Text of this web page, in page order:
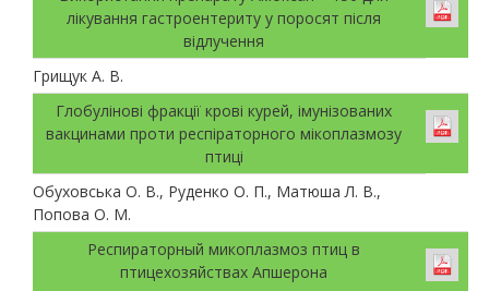
лікування гастроентериту у поросят після
відлучення
Грищук А. В.
Глобулінові фракції крові курей, імунізованих
вакцинами проти респіраторного мікоплазмозу
птиці
Обуховська О. В., Руденко О. П., Матюша Л. В.,
Попова О. М.
Респираторный микоплазмоз птиц в
птицехозяйствах Апшерона